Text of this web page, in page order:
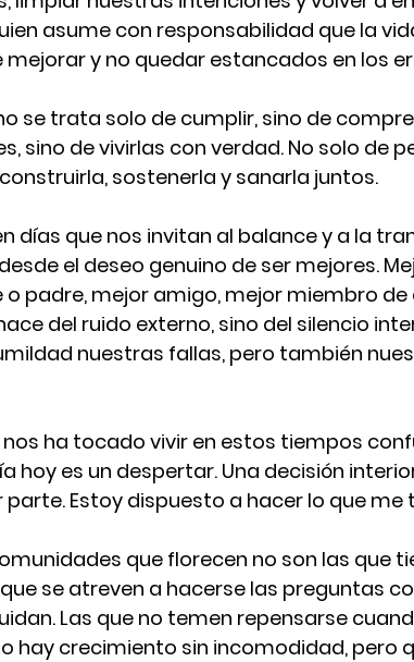
asume con responsabilidad que la
y no quedar estancados en los
se trata solo de cumplir, sino de
sino de vivirlas con verdad. No solo de
sostenerla y sanarla juntos.
días que nos invitan al balance y a la
el deseo genuino de ser mejores.
padre, mejor amigo, mejor miembro de
del ruido externo, sino del silencio
nuestras fallas, pero también
ha tocado vivir en estos tiempos
hoy es un despertar. Una decisión
Estoy dispuesto a hacer lo que me
que florecen no son las que
se atreven a hacerse las preguntas
Las que no temen repensarse
hay crecimiento sin incomodidad, pero